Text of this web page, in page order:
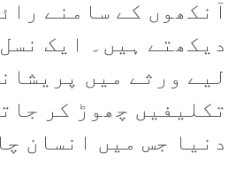
آنکھوں کے سامنے
دیکھتے ہیں۔ ایک
لیے ورثے میں
تکلیفیں چھوڑ کر
دنیا جس میں انسان